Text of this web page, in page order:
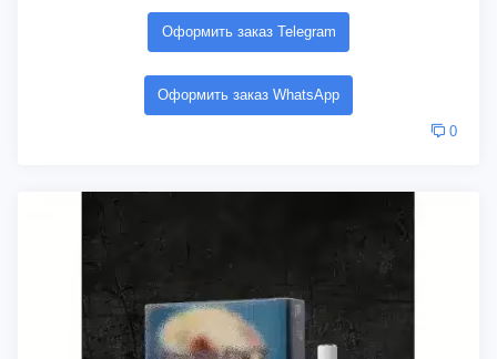
Оформить заказ Telegram
Оформить заказ WhatsApp
0